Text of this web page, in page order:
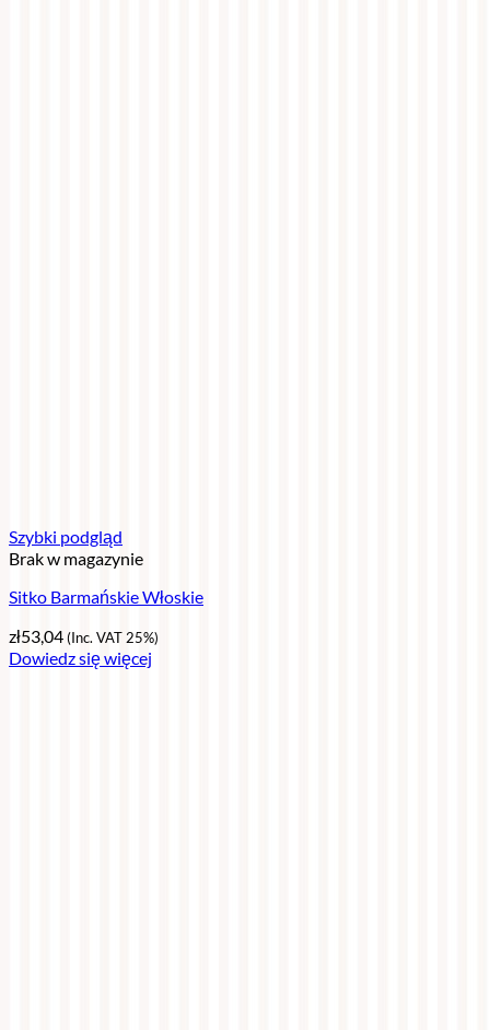
Szybki podgląd
Brak w magazynie
Sitko Barmańskie Włoskie
zł53,04(Inc. VAT 25%)
Dowiedz się więcej